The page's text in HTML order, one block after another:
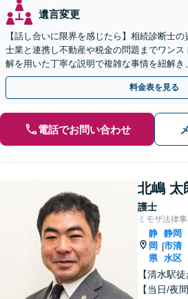
遺言変更
【話し合いに限界を感じたら】相続診断士
士業と連携し不動産や税金の問題までワンス
解を用いた丁寧な説明で複雑な事情を紐解き
満な解決へ導きます。【東海エリア・神奈川
料金表を見る
電話でお問い合わせ
北嶋 太
護士
ミモザ法律
静
岡
県
|
静岡
市清
水区
【清水駅
【当日/夜